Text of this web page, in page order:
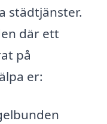
städtjänster.
där ett
på
er: